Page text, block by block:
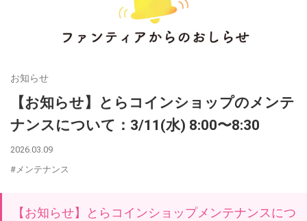
お知らせ
【お知らせ】とらコインショップのメンテ
ナンスについて：3/11(水) 8:00〜8:30
2026.03.09
#メンテナンス
【お知らせ】とらコインショップメンテナンスにつ